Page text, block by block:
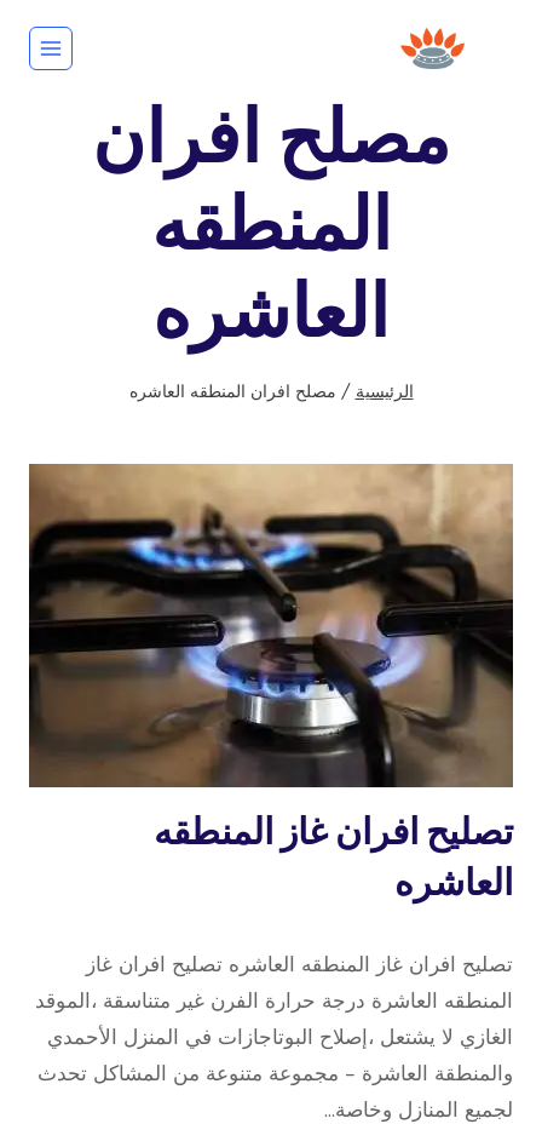
مصلح افران
المنطقه
العاشره
الرئيسية / مصلح افران المنطقه العاشره
منازل
تصليح افران غاز المنطقه
العاشره
repaircookers
تصليح افران غاز المنطقه العاشره تصليح افران غاز
المنطقه العاشرة درجة حرارة الفرن غير متناسقة ،الموقد
الغازي لا يشتعل ،إصلاح البوتاجازات في المنزل الأحمدي
والمنطقة العاشرة – مجموعة متنوعة من المشاكل تحدث
لجميع المنازل وخاصة…